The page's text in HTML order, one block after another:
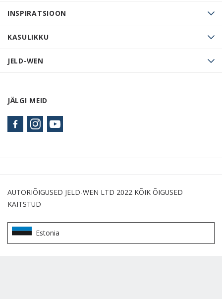
INSPIRATSIOON
KASULIKKU
JELD-WEN
JÄLGI MEID
AUTORIÕIGUSED JELD-WEN LTD 2022 KÕIK ÕIGUSED
KAITSTUD
Estonia